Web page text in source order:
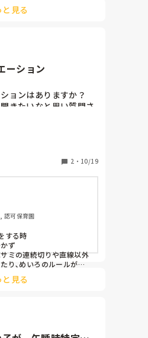
ムな雰囲気で子どもたち
しやすかったです。
こと、職員の人間関係も
数が少なく、尚且つ正職
が悪い場合は、人数が少
すること。
は、職員の人数も多く、
、接することの少ない子
なか名前を覚えてもらう
す。
も大きかったですね。
る方もいるかもしれませ
い部分もあるかと思いま
見る
ーション
ョンはありますか？
きたいなと思い質問さ
2 ・ 10/19
認可保育園
する時
ず
ミの連続切りや直線以外
り､めいろのルールが分
るように伝えてもあまり
！
見る